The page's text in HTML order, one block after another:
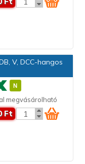
V, DCC-hangos
megvásárolható
Ft